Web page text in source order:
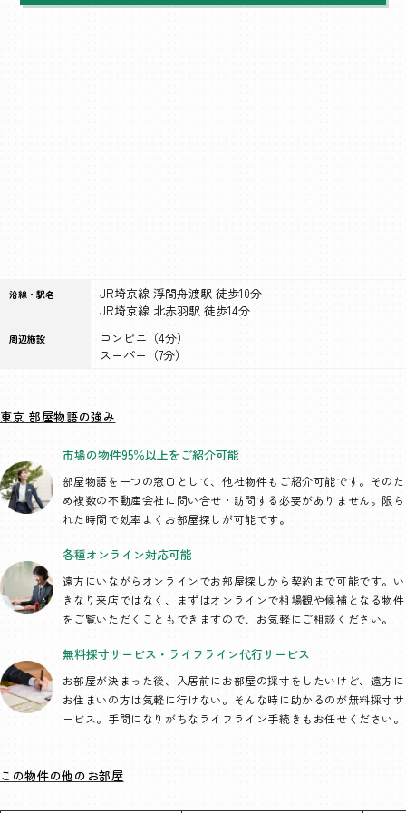
沿線・駅名
JR埼京線 浮間舟渡駅 徒歩10分
JR埼京線 北赤羽駅 徒歩14分
周辺施設
コンビニ（4分）
スーパー（7分）
東京 部屋物語の強み
市場の物件95％以上を ご紹介可能
部屋物語を一つの窓口として、他社物件もご紹介可能です。そのた
め複数の不動産会社に問い合せ・訪問する必要がありません。限ら
れた時間で効率よくお部屋探しが可能です。
各種オンライン対応可能
遠方にいながらオンラインでお部屋探しから契約まで可能です。い
きなり来店ではなく、まずはオンラインで相場観や候補となる物件
をご覧いただくこともできますので、お気軽にご相談ください。
無料採寸サービス・ ライフライン代行サービス
お部屋が決まった後、入居前にお部屋の採寸をしたいけど、遠方に
お住まいの方は気軽に行けない。そんな時に助かるのが無料採寸サ
ービス。手間になりがちなライフライン手続きもお任せください。
この物件の他のお部屋